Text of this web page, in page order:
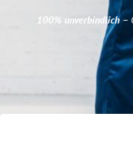
100% unverbindlich–